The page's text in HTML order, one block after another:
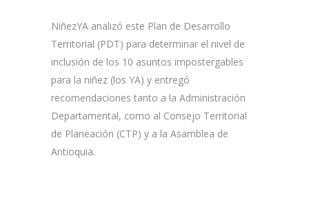
NiñezYA analizó este Plan de Desarrollo
Territorial (PDT) para determinar el nivel de
inclusión de los 10 asuntos impostergables
para la niñez (los YA) y entregó
recomendaciones tanto a la Administración
Departamental, como al Consejo Territorial
de Planeación (CTP) y a la Asamblea de
Antioquia.